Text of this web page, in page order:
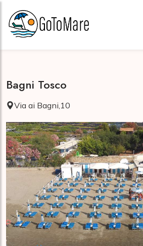
Bagni Tosco
Via ai Bagni,10